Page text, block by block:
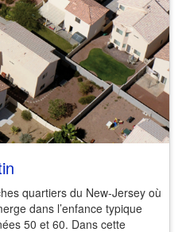
quartiers du New-Jersey où
dans l’enfance typique
50 et 60. Dans cette